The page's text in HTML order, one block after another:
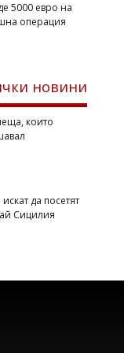
5000 евро на
операция
новини
които
да посетят
Сицилия